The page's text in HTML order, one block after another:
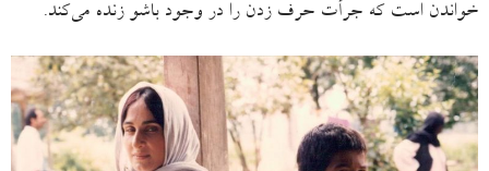
خواندن است که جرأت حرف زدن را در وجود باشو زنده می‌کند.